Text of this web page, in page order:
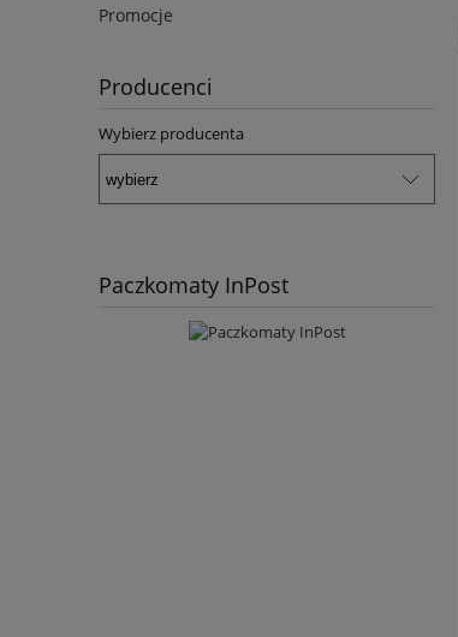
Promocje
Producenci
Wybierz producenta
Paczkomaty InPost